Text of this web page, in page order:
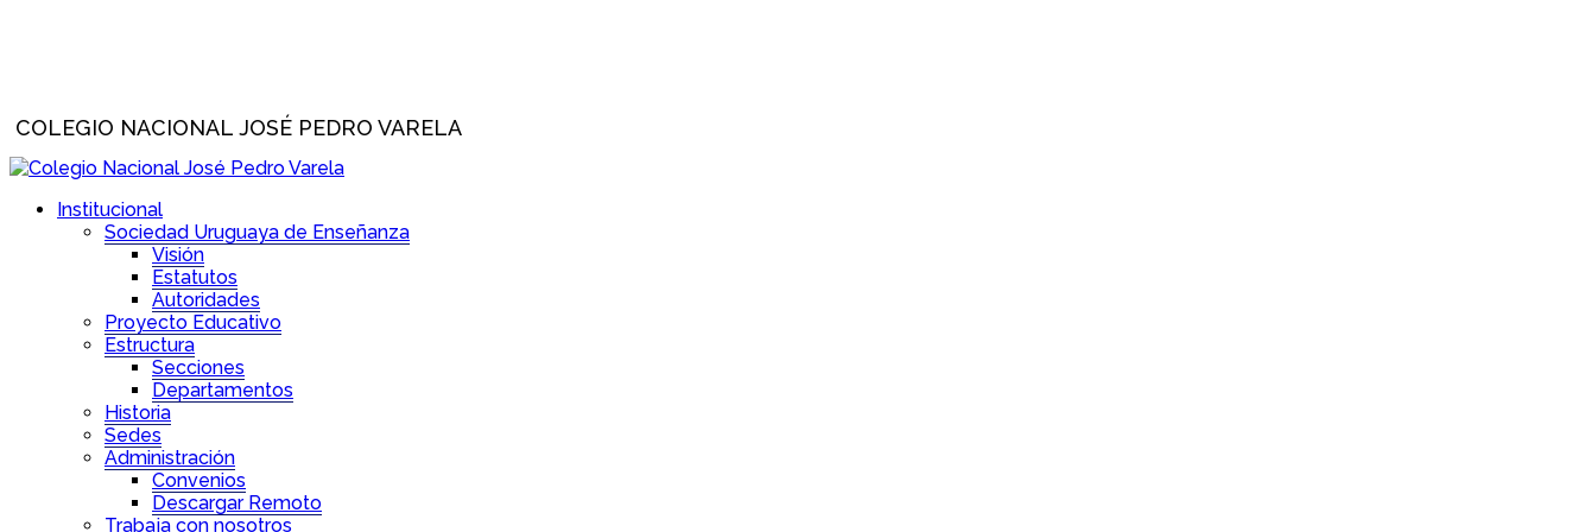
COLEGIO NACIONAL JOSÉ PEDRO VARELA
Institucional
Sociedad Uruguaya de Enseñanza
Visión
Estatutos
Autoridades
Proyecto Educativo
Estructura
Secciones
Departamentos
Historia
Sedes
Administración
Convenios
Descargar Remoto
Trabaja con nosotros